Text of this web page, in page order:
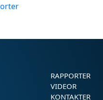
RAPPORTER
VIDEOR
KONTAKTER